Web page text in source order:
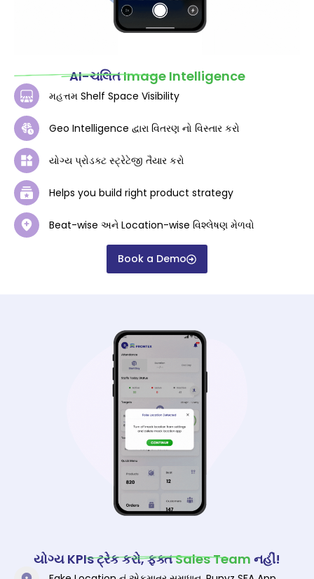
AI-ચલિતImage Intelligence
મહત્તમ Shelf Space Visibility
Geo Intelligence દ્વારા વિતરણ નો વિસ્તાર કરો
યોગ્ય પ્રોડક્ટ સ્ટ્રેટેજી તૈયાર કરો
Helps you build right product strategy
Beat-wise અને Location-wise વિશ્લેષણ મેળવો
Book a Demo
યોગ્ય KPIs ટ્રેક કરો, ફક્તSales Team નહીં!